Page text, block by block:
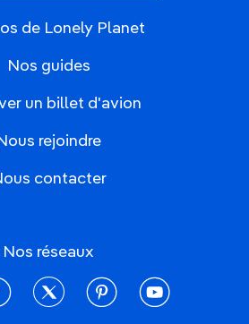
de Lonely Planet
Nos guides
un billet d'avion
rejoindre
contacter
Nos réseaux
twitter pinterestyoutube